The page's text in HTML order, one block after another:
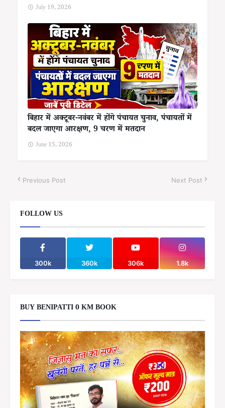
July 19, 2026
बिहार में अक्टूबर-नवंबर में होंगे पंचायत चुनाव, पंचायतों में
बदल जाएगा आरक्षण, 9 चरण में मतदान
June 15, 2026
Previous Post Next Post
FOLLOW US
300k 360k 306k 1.8k
BUY BENIPATTI 0 KM BOOK